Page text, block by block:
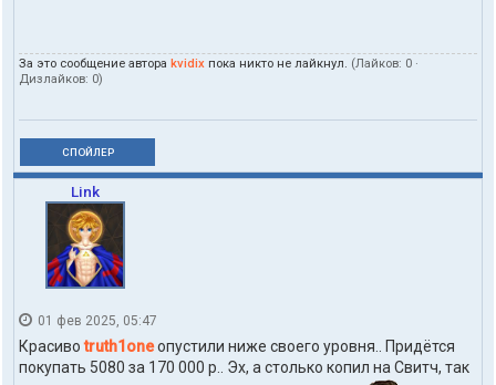
За это сообщение автора kvidix пока никто не лайкнул. (Лайков: 0 ·
Дизлайков: 0)
СПОЙЛЕР
Link
01 фев 2025, 05:47
Красивоtruth1oneопустили ниже своего уровня.. Придётся
покупать 5080 за 170 000 р.. Эх, а столько копил на Свитч, так